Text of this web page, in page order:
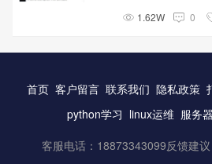
1.62W 0
首页 客户留言 联系我们 隐私政策
python学习 linux运维 服务
客服电话：18873343099反馈建议